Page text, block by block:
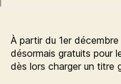
À partir du 1er
désormais gratuits pour
dès lors charger un titre